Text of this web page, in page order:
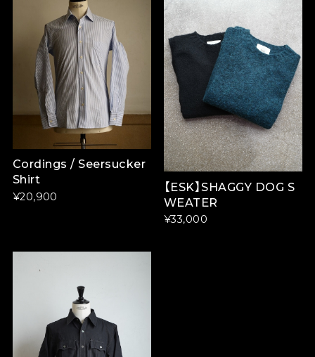
Cordings / Seersucker
Shirt
¥20,900
【ESK】SHAGGY DOG S
WEATER
¥33,000